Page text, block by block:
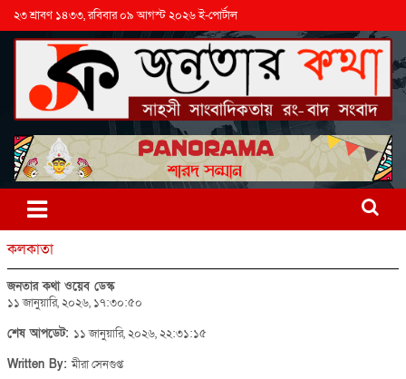
২৩ শ্রাবণ ১৪৩৩, রবিবার ০৯ আগস্ট ২০২৬ ই-পোর্টাল
কলকাতা
জনতার কথা ওয়েব ডেস্ক
১১ জানুয়ারি, ২০২৬, ১৭:৩০:৫০
শেষ আপডেট: ১১ জানুয়ারি, ২০২৬, ২২:৩১:১৫
Written By:মীরা সেনগুপ্ত